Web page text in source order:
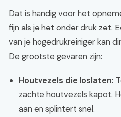
Dat is handig voor het
fijn als je het onder druk zet.
van je hogedrukreiniger kan
De grootste gevaren zijn:
Houtvezels die loslaten:
zachte houtvezels kapot.
aan en splintert snel.